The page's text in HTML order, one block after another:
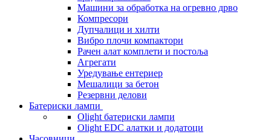
Машини за обработка на огревно дрво
Компресори
Дупчалици и хилти
Вибро плочи компактори
Рачен алат комплети и постоља
Агрегати
Уредување ентериер
Мешалици за бетон
Резервни делови
Батериски лампи
Olight батериски лампи
Olight EDC алатки и додатоци